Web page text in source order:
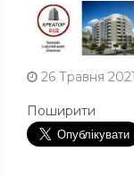
26 Травня
Поширити